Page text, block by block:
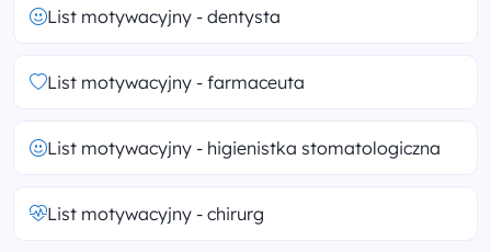
List motywacyjny - dentysta
List motywacyjny - farmaceuta
List motywacyjny - higienistka stomatologiczna
List motywacyjny - chirurg